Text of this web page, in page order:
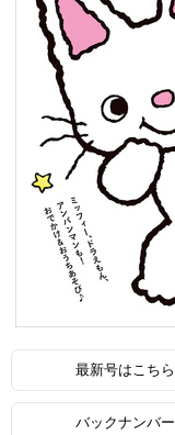
最新号はこちら
バックナンバー